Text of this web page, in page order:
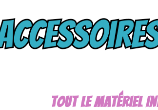
Tout Le Matériel